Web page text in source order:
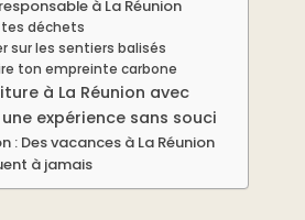
à La Réunion
déchets
sur les sentiers balisés
ton empreinte carbone
à La Réunion avec
expérience sans souci
: Des vacances à La Réunion
à jamais